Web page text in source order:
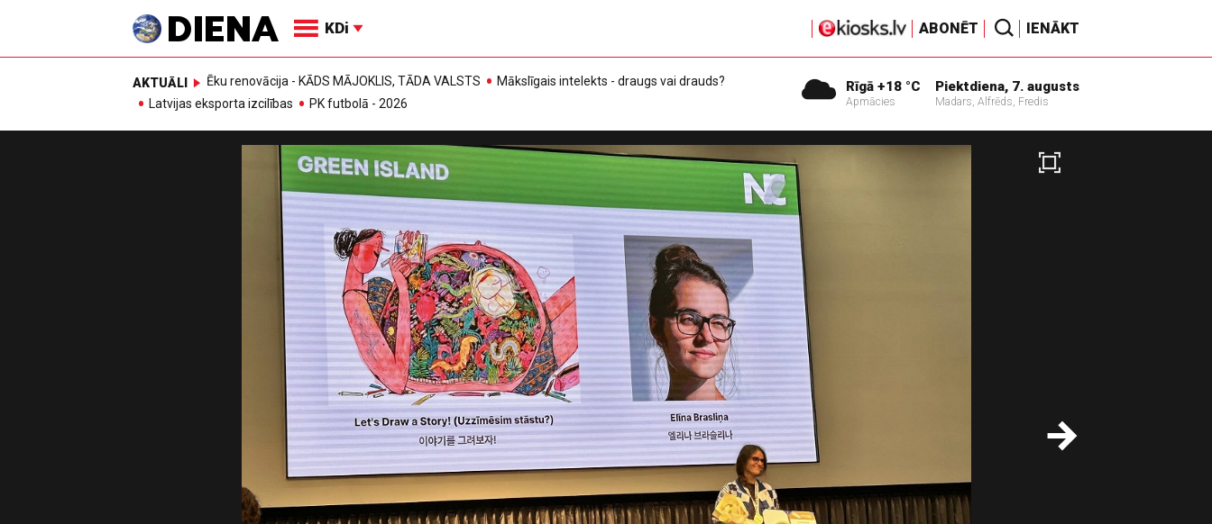
KDi ABONĒT IENĀKT
AKTUĀLI Ēku renovācija - KĀDS MĀJOKLIS, TĀDA VALSTS
Mākslīgais intelekts - draugs vai drauds?
Latvijas eksporta izcilības
PK futbolā - 2026
Rīgā +18 °C
Apmācies
Piektdiena, 7. augusts
Madars, Alfrēds, Fredis